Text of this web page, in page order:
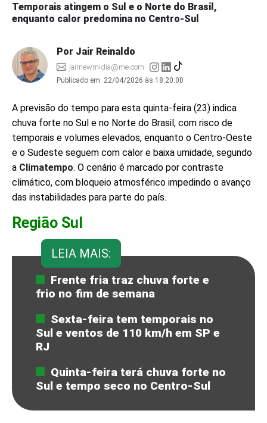
Temporais atingem o Sul e o Norte do Brasil,
enquanto calor predomina no Centro-Sul
Por Jair Reinaldo
jairnewmidia@me.com
Publicado em: 22/04/2026 às 18:20:00
A previsão do tempo para esta quinta-feira (23) indica
chuva forte no Sul e no Norte do Brasil, com risco de
temporais e volumes elevados, enquanto o Centro-Oeste
e o Sudeste seguem com calor e baixa umidade, segundo
a Climatempo. O cenário é marcado por contraste
climático, com bloqueio atmosférico impedindo o avanço
das instabilidades para parte do país.
Região Sul
LEIA MAIS:
Frente fria traz chuva forte e
frio no fim de semana
Sexta-feira tem temporais no
Sul e ventos de 110 km/h em SP e
RJ
Quinta-feira terá chuva forte no
Sul e tempo seco no Centro-Sul